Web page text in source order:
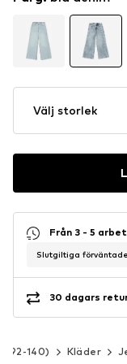
Välj storlek
Från 3 - 5
Slutgiltiga
30 dagars
92-140) Kläder